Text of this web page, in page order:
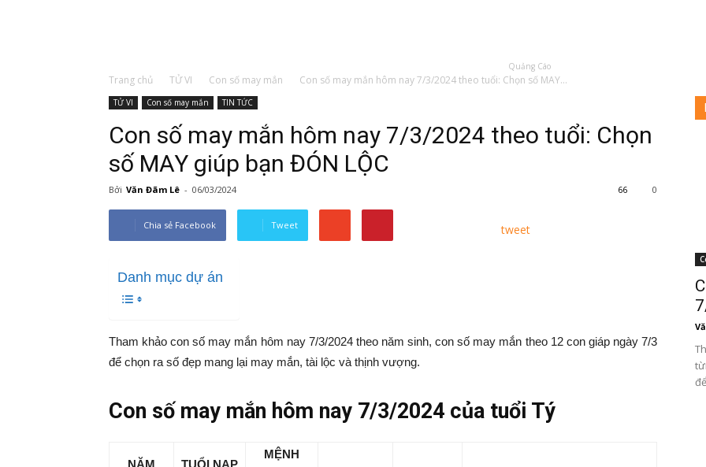
Quảng Cáo
Trang chủ TỬ VI Con số may mắn Con số may mắn hôm nay 7/3/2024 theo tuổi: Chọn số MAY...
TỬ VI Con số may mắn TIN TỨC
Con số may mắn hôm nay 7/3/2024 theo tuổi: Chọn
số MAY giúp bạn ĐÓN LỘC
Bởi Văn Đãm Lê - 06/03/2024 0
66
Chia sẻ Facebook Tweet tweet
Danh mục dự án
Tham khảo con số may mắn hôm nay 7/3/2024 theo năm sinh, con số may mắn theo 12 con giáp ngày 7/3
để chọn ra số đẹp mang lại may mắn, tài lộc và thịnh vượng.
Con số may mắn hôm nay 7/3/2024 của tuổi Tý
NĂM TUỔI NẠP
MỆNH